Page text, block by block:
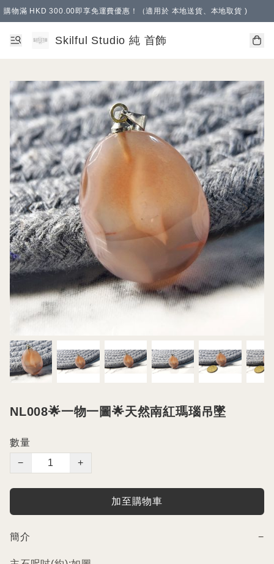
購物滿 HKD 300.00即享免運費優惠！（適用於 本地送貨、本地取貨 )
Skilful Studio 純 首飾
NL008🌟一物一圖🌟天然南紅瑪瑙吊墜
數量
−
+
加至購物車
簡介 −